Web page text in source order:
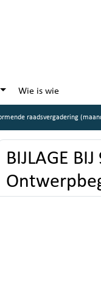
Wie is wie
raadsvergadering
BIJLAGE